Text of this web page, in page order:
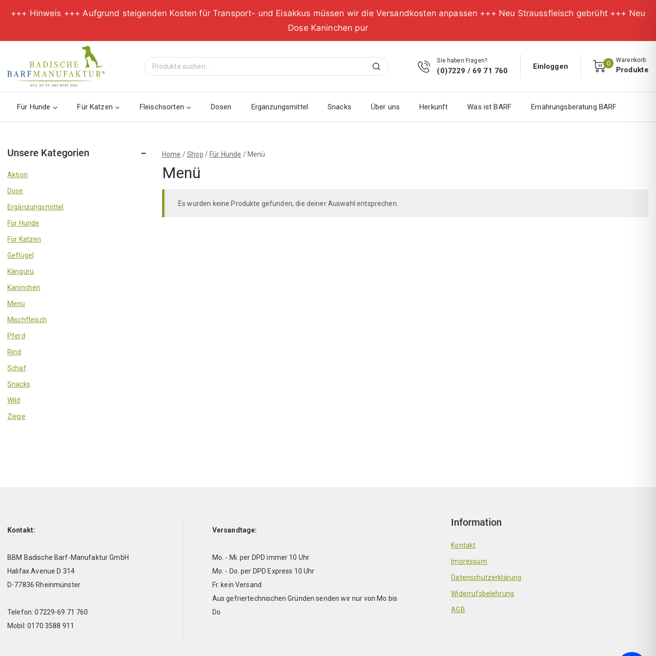
+++ Hinweis +++ Aufgrund steigenden Kosten für Transport- und Eisakkus müssen wir die Versandkosten anpassen +++ Neu Straussfleisch gebrüht +++ Neu
Dose Kaninchen pur
Suche
nach:
Suchen
Sie haben Fragen?
(0)7229 / 69 71 760
Einloggen 0 Warenkorb
Produkte
Für Hunde Für Katzen Fleischsorten Dosen Ergänzungsmittel Snacks Über uns Herkunft Was ist BARF Ernährungsberatung BARF
Home /Shop / Für Hunde / Menü
Menü
Es wurden keine Produkte gefunden, die deiner Auswahl entsprechen.
Unsere Kategorien
Aktion
Dose
Ergänzungsmittel
Für Hunde
Für Katzen
Geflügel
Känguru
Kaninchen
Menü
Mischfleisch
Pferd
Rind
Schaf
Snacks
Wild
Ziege
Kontakt:
BBM Badische Barf-Manufaktur GmbH
Halifax Avenue D 314
D-77836 Rheinmünster
Telefon: 07229-69 71 760
Mobil: 0170 3588 911
Versandtage:
Mo. - Mi. per DPD immer 10 Uhr
Mo. - Do. per DPD Express 10 Uhr
Fr. kein Versand
Aus gefriertechnischen Gründen senden wir nur von Mo bis
Do
Information
Kontakt
Impressum
Datenschutzerklärung
Widerrufsbelehrung
AGB